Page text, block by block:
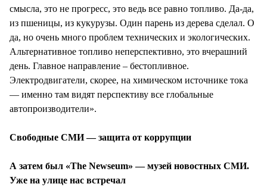
смысла, это не прогресс, это ведь все равно топливо. Да-да,
из пшеницы, из кукурузы. Один парень из дерева сделал. О
да, но очень много проблем технических и экологических.
Альтернативное топливо неперспективно, это вчерашний
день. Главное направление – бестопливное.
Электродвигатели, скорее, на химическом источнике тока
— именно там видят перспективу все глобальные
автопроизводители».
Свободные СМИ — защита от коррупции
А затем был «The Newseum» — музей новостных СМИ.
Уже на улице нас встречал